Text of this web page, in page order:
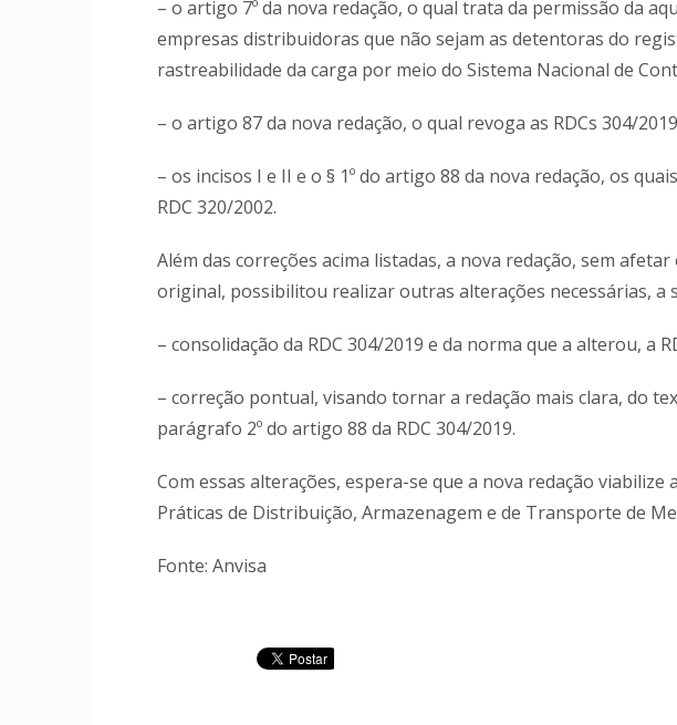
– o artigo 7º da nova redação, o qual trata da permissão da
empresas distribuidoras que não sejam as detentoras do
rastreabilidade da carga por meio do Sistema Nacional de
– o artigo 87 da nova redação, o qual revoga as RDCs 304/
– os incisos I e II e o § 1º do artigo 88 da nova redação, os
RDC 320/2002.
Além das correções acima listadas, a nova redação, sem
original, possibilitou realizar outras alterações necessárias, a
– consolidação da RDC 304/2019 e da norma que a alterou, a
– correção pontual, visando tornar a redação mais clara, do
parágrafo 2º do artigo 88 da RDC 304/2019.
Com essas alterações, espera-se que a nova redação
Práticas de Distribuição, Armazenagem e de Transporte de
Fonte: Anvisa